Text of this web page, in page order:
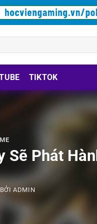
TIKTOK
Sẽ Phát
BỞIADMIN